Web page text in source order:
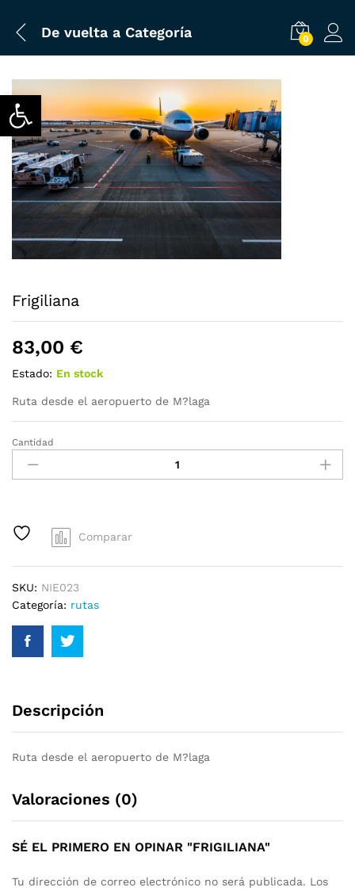
Abrir barra de herramientas
De vuelta a Categoría 0
Frigiliana
83,00 €
Estado: En stock
Ruta desde el aeropuerto de M?laga
Cantidad
Comparar
SKU: NIE023
Categoría: rutas
Descripción
Ruta desde el aeropuerto de M?laga
Valoraciones (0)
SÉ EL PRIMERO EN OPINAR "FRIGILIANA"
Tu dirección de correo electrónico no será publicada. Los